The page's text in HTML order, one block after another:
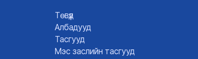
Төвүүд
Албадууд
Тасгууд
Мэс заслийн тасгууд